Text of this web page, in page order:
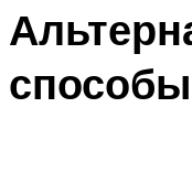
способы